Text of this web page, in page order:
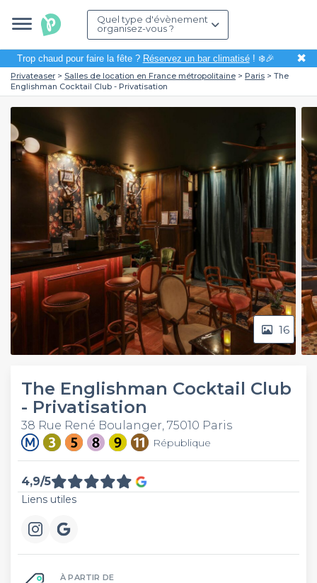
Quel type d'évènement
organisez-vous ?
Trop chaud pour faire la fête ? Réservez un bar climatisé! ❄️🎉 ✖
Privateaser Salles de location en France métropolitaine Paris
The
Englishman Cocktail Club - Privatisation
16
The Englishman Cocktail Club
- Privatisation
38 Rue René Boulanger, 75010 Paris
République
4,9/5
Liens utiles
À PARTIR DE